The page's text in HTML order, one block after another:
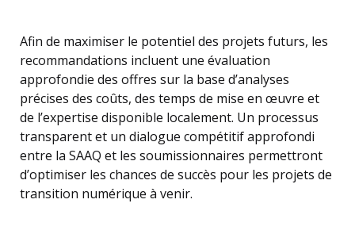
Afin de maximiser le potentiel des projets futurs, les
recommandations incluent une évaluation
approfondie des offres sur la base d’analyses
précises des coûts, des temps de mise en œuvre et
de l’expertise disponible localement. Un processus
transparent et un dialogue compétitif approfondi
entre la SAAQ et les soumissionnaires permettront
d’optimiser les chances de succès pour les projets de
transition numérique à venir.